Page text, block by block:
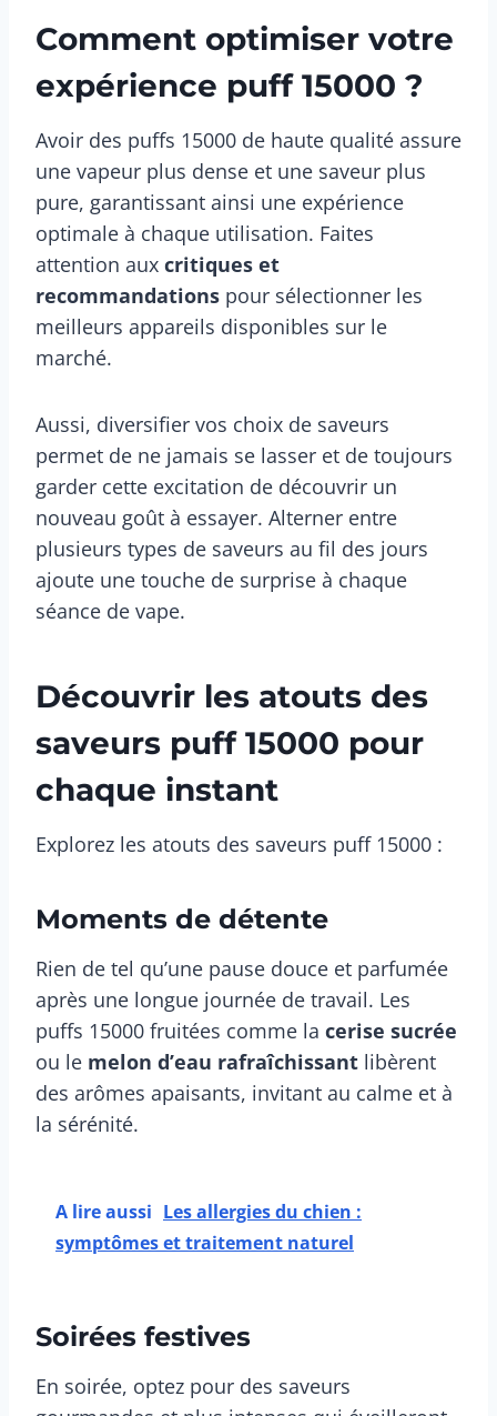
Comment optimiser votre
expérience puff 15000 ?
Avoir des puffs 15000 de haute qualité assure
une vapeur plus dense et une saveur plus
pure, garantissant ainsi une expérience
optimale à chaque utilisation. Faites
attention aux critiques et
recommandations pour sélectionner les
meilleurs appareils disponibles sur le
marché.
Aussi, diversifier vos choix de saveurs
permet de ne jamais se lasser et de toujours
garder cette excitation de découvrir un
nouveau goût à essayer. Alterner entre
plusieurs types de saveurs au fil des jours
ajoute une touche de surprise à chaque
séance de vape.
Découvrir les atouts des
saveurs puff 15000 pour
chaque instant
Explorez les atouts des saveurs puff 15000 :
Moments de détente
Rien de tel qu’une pause douce et parfumée
après une longue journée de travail. Les
puffs 15000 fruitées comme la cerise sucrée
ou le melon d’eau rafraîchissant libèrent
des arômes apaisants, invitant au calme et à
la sérénité.
A lire aussi Les allergies du chien :
symptômes et traitement naturel
Soirées festives
En soirée, optez pour des saveurs